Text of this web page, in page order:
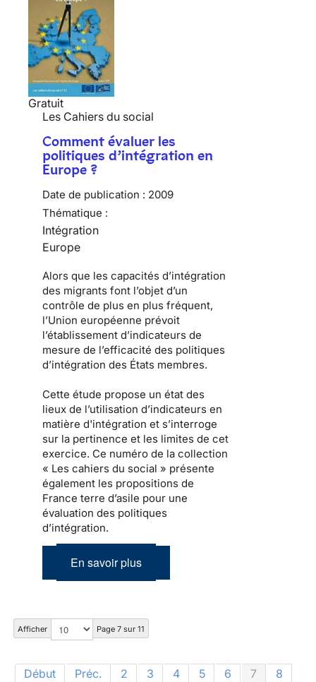
Gratuit
Les Cahiers du social
Comment évaluer les
politiques d’intégration en
Europe ?
Date de publication : 2009
Thématique :
Intégration
Europe
Alors que les capacités d’intégration
des migrants font l’objet d’un
contrôle de plus en plus fréquent,
l’Union européenne prévoit
l’établissement d’indicateurs de
mesure de l’efficacité des politiques
d’intégration des États membres.
Cette étude propose un état des
lieux de l’utilisation d’indicateurs en
matière d'intégration et s’interroge
sur la pertinence et les limites de cet
exercice. Ce numéro de la collection
« Les cahiers du social » présente
également les propositions de
France terre d’asile pour une
évaluation des politiques
d’intégration.
En savoir plus
Afficher Page 7 sur 11
Début Préc. 2 3 4 5 6 7 8